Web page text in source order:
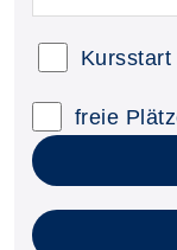
Kursstart
freie